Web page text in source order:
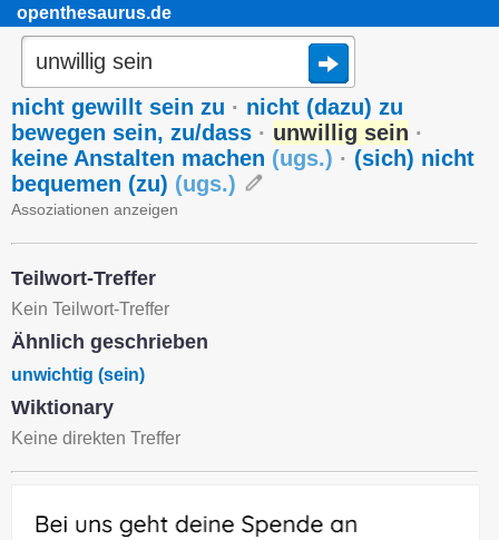
openthesaurus.de
nicht gewillt sein zu · nicht (dazu) zu
bewegen sein, zu/dass · unwillig sein ·
keine Anstalten machen (ugs.) · (sich) nicht
bequemen (zu) (ugs.)
Assoziationen anzeigen
Teilwort-Treffer
Kein Teilwort-Treffer
Ähnlich geschrieben
unwichtig (sein)
Wiktionary
Keine direkten Treffer